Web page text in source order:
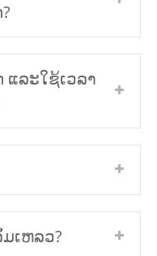
ລະໃຊ້ເວລາ
ເຫລວ?